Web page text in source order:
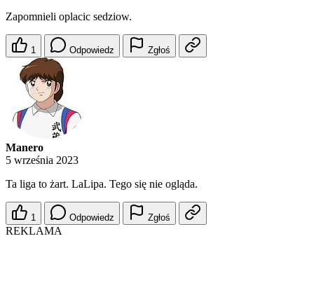
Zapomnieli oplacic sedziow.
1 Odpowiedz Zgłoś
Manero
5 września 2023
Ta liga to żart. LaLipa. Tego się nie ogląda.
1 Odpowiedz Zgłoś
REKLAMA